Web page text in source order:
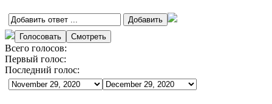
Всего голосов:
Первый голос:
Последний голос: